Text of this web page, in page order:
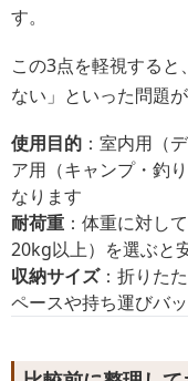
す。
この3点を軽視する
ない」といった問題
使用目的 ：室内用（
ア用（キャンプ・釣
なります
耐荷重 ：体重に対し
20kg以上）を選ぶと
収納サイズ：折りた
ペースや持ち運びバ